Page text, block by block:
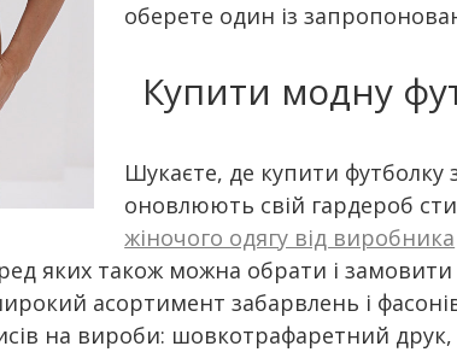
оберете один із
Купити модну
Шукаєте, де купити футболку
оновлюють свій гардероб
жіночого одягу від виробника
яких також можна обрати і
асортимент забарвлень і фасонів
на вироби: шовкотрафаретний